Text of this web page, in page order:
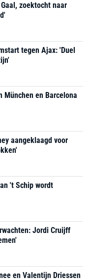
zoektocht naar
tegen Ajax: 'Duel
München en Barcelona
aangeklaagd voor
't Schip wordt
Jordi Cruijff
en Valentijn Driessen